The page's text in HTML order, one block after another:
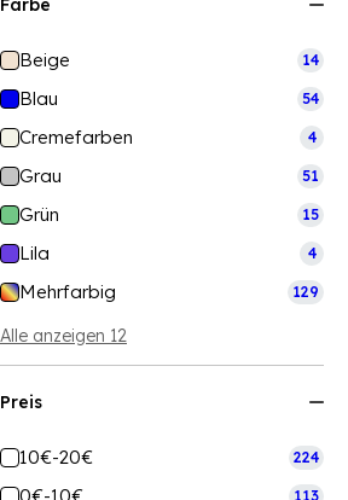
Farbe
Beige 14
Blau 54
Cremefarben 4
Grau 51
Grün 15
Lila 4
Mehrfarbig 129
Alle anzeigen 12
Preis
10€-20€ 224
113